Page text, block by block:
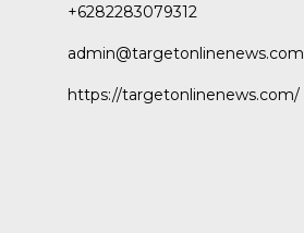
+6282283079312
admin@targetonlinenews.com
https://targetonlinenews.com/